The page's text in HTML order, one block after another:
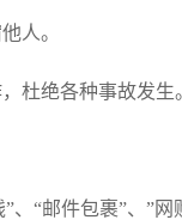
人。
杜绝各种事故发生
“邮件包裹”、 ”网